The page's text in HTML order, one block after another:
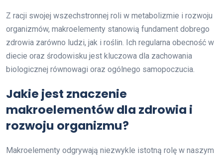
Z racji swojej wszechstronnej roli w metabolizmie i rozwoju
organizmów, makroelementy stanowią fundament dobrego
zdrowia zarówno ludzi, jak i roślin. Ich regularna obecność w
diecie oraz środowisku jest kluczowa dla zachowania
biologicznej równowagi oraz ogólnego samopoczucia.
Jakie jest znaczenie
makroelementów dla zdrowia i
rozwoju organizmu?
Makroelementy odgrywają niezwykle istotną rolę w naszym